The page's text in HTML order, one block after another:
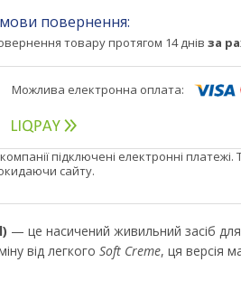
товару протягом 14 днів за
підключені електронні
сайту.
— це насичений живильний засіб
від легкого Soft Creme, ця версія